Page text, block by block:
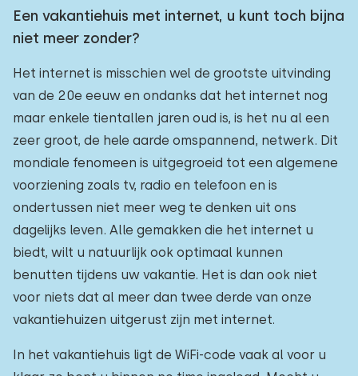
Een vakantiehuis met internet, u kunt toch bijna
niet meer zonder?
Het internet is misschien wel de grootste uitvinding
van de 20e eeuw en ondanks dat het internet nog
maar enkele tientallen jaren oud is, is het nu al een
zeer groot, de hele aarde omspannend, netwerk. Dit
mondiale fenomeen is uitgegroeid tot een algemene
voorziening zoals tv, radio en telefoon en is
ondertussen niet meer weg te denken uit ons
dagelijks leven. Alle gemakken die het internet u
biedt, wilt u natuurlijk ook optimaal kunnen
benutten tijdens uw vakantie. Het is dan ook niet
voor niets dat al meer dan twee derde van onze
vakantiehuizen uitgerust zijn met internet.
In het vakantiehuis ligt de WiFi-code vaak al voor u